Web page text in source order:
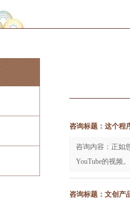
咨询标题：这个程
咨询内容：正如
YouTube的视频
咨询标题：文创产